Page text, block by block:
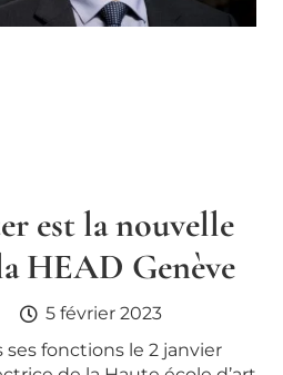
est la nouvelle
HEAD Genève
5 février 2023
fonctions le 2 janvier